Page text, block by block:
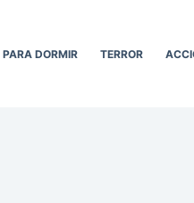
PARA DORMIR TERROR